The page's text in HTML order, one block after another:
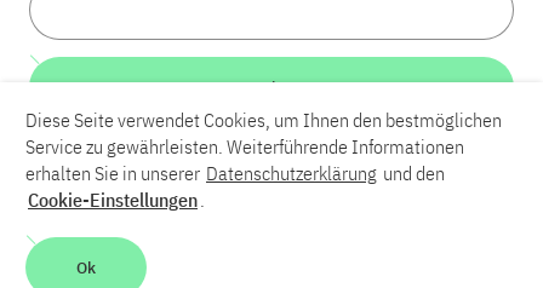
LinkedInBlueskyYouTube
Kontakt
Barrierefreiheit
Weiter
Diese Seite verwendet Cookies, um Ihnen den bestmöglichen
Service zu gewährleisten. Weiterführende Informationen
erhalten Sie in unserer Datenschutzerklärung und den
Cookie-Einstellungen.
Ok